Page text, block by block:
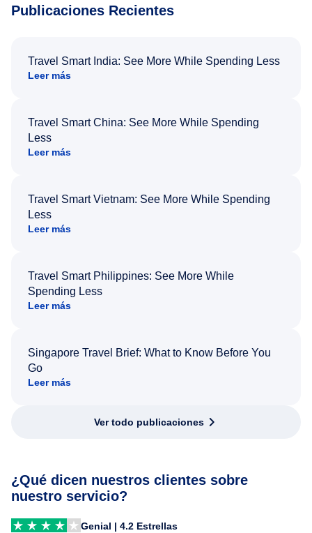
Publicaciones Recientes
Travel Smart India: See More While Spending Less
Leer más
Travel Smart China: See More While Spending
Less
Leer más
Travel Smart Vietnam: See More While Spending
Less
Leer más
Travel Smart Philippines: See More While
Spending Less
Leer más
Singapore Travel Brief: What to Know Before You
Go
Leer más
Ver todo publicaciones
¿Qué dicen nuestros clientes sobre
nuestro servicio?
Genial | 4.2 Estrellas